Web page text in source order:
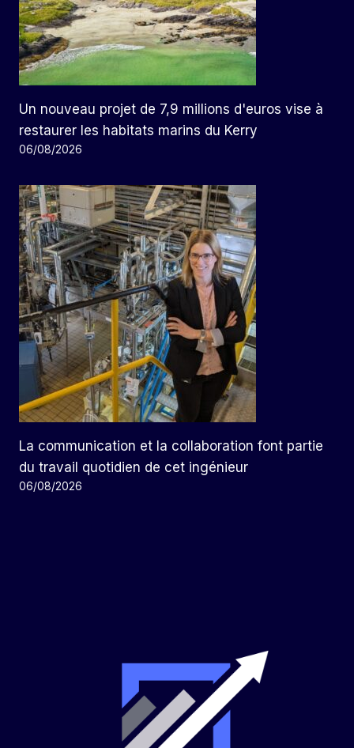
Un nouveau projet de 7,9 millions d'euros vise à
restaurer les habitats marins du Kerry
06/08/2026
La communication et la collaboration font partie
du travail quotidien de cet ingénieur
06/08/2026